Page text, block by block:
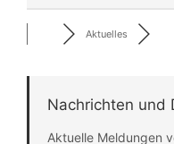
Aktuelles
Nachrichten und
Aktuelle Meldungen